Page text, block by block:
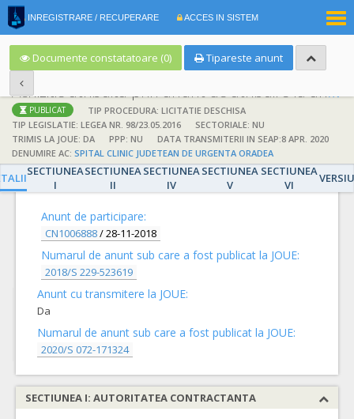
INREGISTRARE / RECUPERARE ACCES IN SISTEM
Documente constatatoare (0) Tipareste anunt
Achizitie atribuita prin anunt de atribuire la anunt de participare
PUBLICAT
TIP PROCEDURA: LICITATIE DESCHISA
TIP LEGISLATIE: LEGEA NR. 98/23.05.2016
SECTORIALE: NU
TRIMIS LA JOUE: DA
PPP: NU
DATA TRANSMITERII IN SEAP:8 APR. 2020
DENUMIRE AC: SPITAL CLINIC JUDETEAN DE URGENTA ORADEA
SECTIUNEA
I
SECTIUNEA
II
SECTIUNEA
IV
SECTIUNEA
V
SECTIUNEA
VI
DETALII
Anunt de participare:
CN1006888/28-11-2018
Numarul de anunt sub care a fost publicat la JOUE:
2018/S 229-523619
Anunt cu transmitere la JOUE:
Da
Numarul de anunt sub care a fost publicat la JOUE:
2020/S 072-171324
SECTIUNEA I: AUTORITATEA CONTRACTANTA